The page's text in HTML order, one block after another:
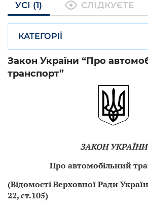
УСІ (1) СЛІДКУЄТЕ
КАТЕГОРІЇ
Закон України “Про
транспорт”
ЗАКОН УКРАЇНИ
Про автомобільний
(Відомості Верховної Ради
22, ст.105)